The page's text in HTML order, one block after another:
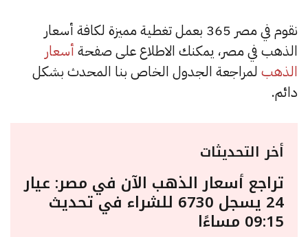
نقوم في مصر 365 بعمل تغطية مميزة لكافة أسعار
الذهب في مصر، يمكنك الاطلاع على صفحة أسعار
الذهب لمراجعة الجدول الخاص بنا المحدث بشكل
دائم.
أخر التحديثات
تراجع أسعار الذهب الآن في مصر: عيار
24 يسجل 6730 للشراء في تحديث
09:15 مساءًا